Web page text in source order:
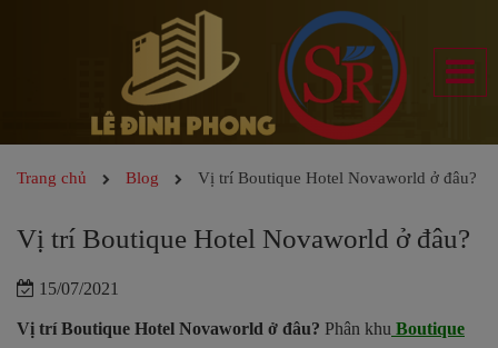
Trang chủ Blog Vị trí Boutique Hotel Novaworld ở đâu?
Vị trí Boutique Hotel Novaworld ở đâu?
15/07/2021
Vị trí Boutique Hotel Novaworld ở đâu? Phân khu Boutique